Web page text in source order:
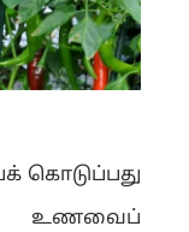
கொடுப்பது
உணவைப்